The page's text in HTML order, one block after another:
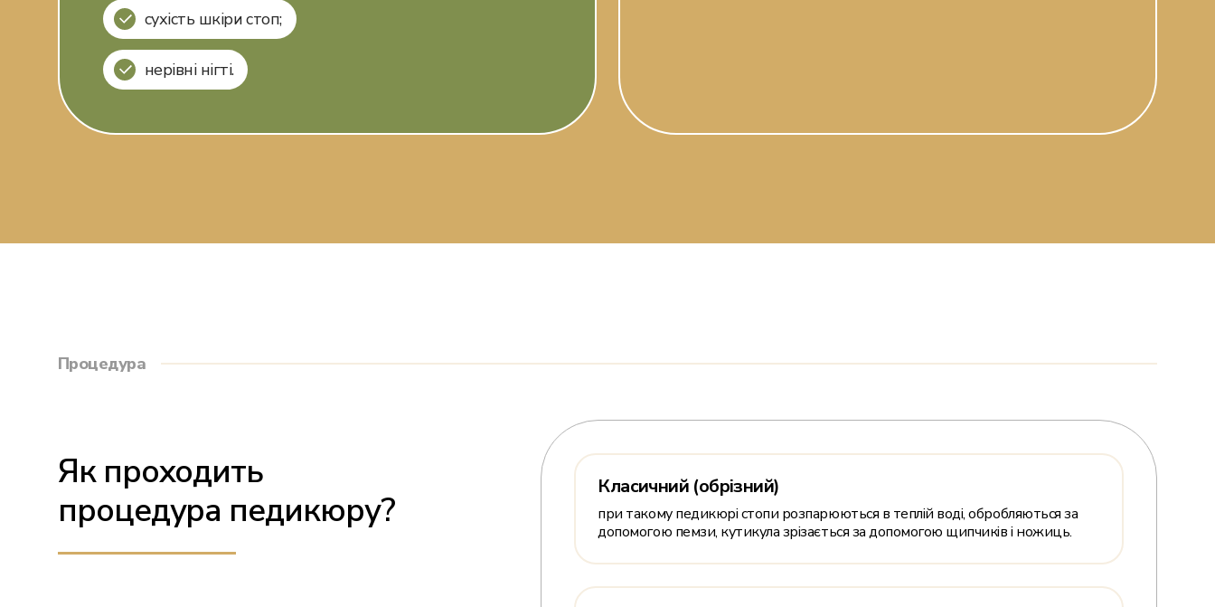
сухість шкіри стоп;
нерівні нігті.
Процедура
Як проходить
процедура педикюру?
Класичний (обрізний)
при такому педикюрі стопи розпарюються в теплій воді, обробляються за
допомогою пемзи, кутикула зрізається за допомогою щипчиків і ножиць.